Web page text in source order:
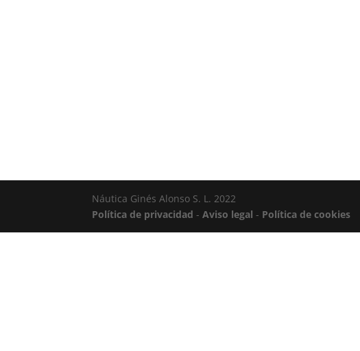
Náutica Ginés Alonso S. L. 2022
Política de privacidad -Aviso legal - Política de cookies